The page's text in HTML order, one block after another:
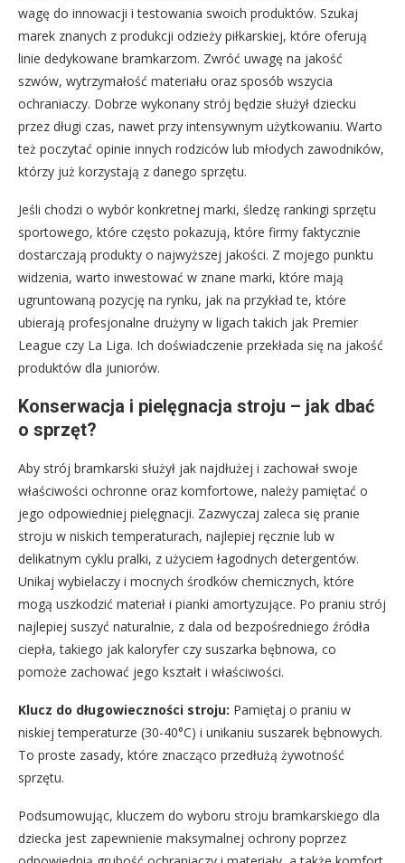
wagę do innowacji i testowania swoich produktów. Szukaj
marek znanych z produkcji odzieży piłkarskiej, które oferują
linie dedykowane bramkarzom. Zwróć uwagę na jakość
szwów, wytrzymałość materiału oraz sposób wszycia
ochraniaczy. Dobrze wykonany strój będzie służył dziecku
przez długi czas, nawet przy intensywnym użytkowaniu. Warto
też poczytać opinie innych rodziców lub młodych zawodników,
którzy już korzystają z danego sprzętu.
Jeśli chodzi o wybór konkretnej marki, śledzę rankingi sprzętu
sportowego, które często pokazują, które firmy faktycznie
dostarczają produkty o najwyższej jakości. Z mojego punktu
widzenia, warto inwestować w znane marki, które mają
ugruntowaną pozycję na rynku, jak na przykład te, które
ubierają profesjonalne drużyny w ligach takich jak Premier
League czy La Liga. Ich doświadczenie przekłada się na jakość
produktów dla juniorów.
Konserwacja i pielęgnacja stroju – jak dbać
o sprzęt?
Aby strój bramkarski służył jak najdłużej i zachował swoje
właściwości ochronne oraz komfortowe, należy pamiętać o
jego odpowiedniej pielęgnacji. Zazwyczaj zaleca się pranie
stroju w niskich temperaturach, najlepiej ręcznie lub w
delikatnym cyklu pralki, z użyciem łagodnych detergentów.
Unikaj wybielaczy i mocnych środków chemicznych, które
mogą uszkodzić materiał i pianki amortyzujące. Po praniu strój
najlepiej suszyć naturalnie, z dala od bezpośredniego źródła
ciepła, takiego jak kaloryfer czy suszarka bębnowa, co
pomoże zachować jego kształt i właściwości.
Klucz do długowieczności stroju: Pamiętaj o praniu w
niskiej temperaturze (30-40°C) i unikaniu suszarek bębnowych.
To proste zasady, które znacząco przedłużą żywotność
sprzętu.
Podsumowując, kluczem do wyboru stroju bramkarskiego dla
dziecka jest zapewnienie maksymalnej ochrony poprzez